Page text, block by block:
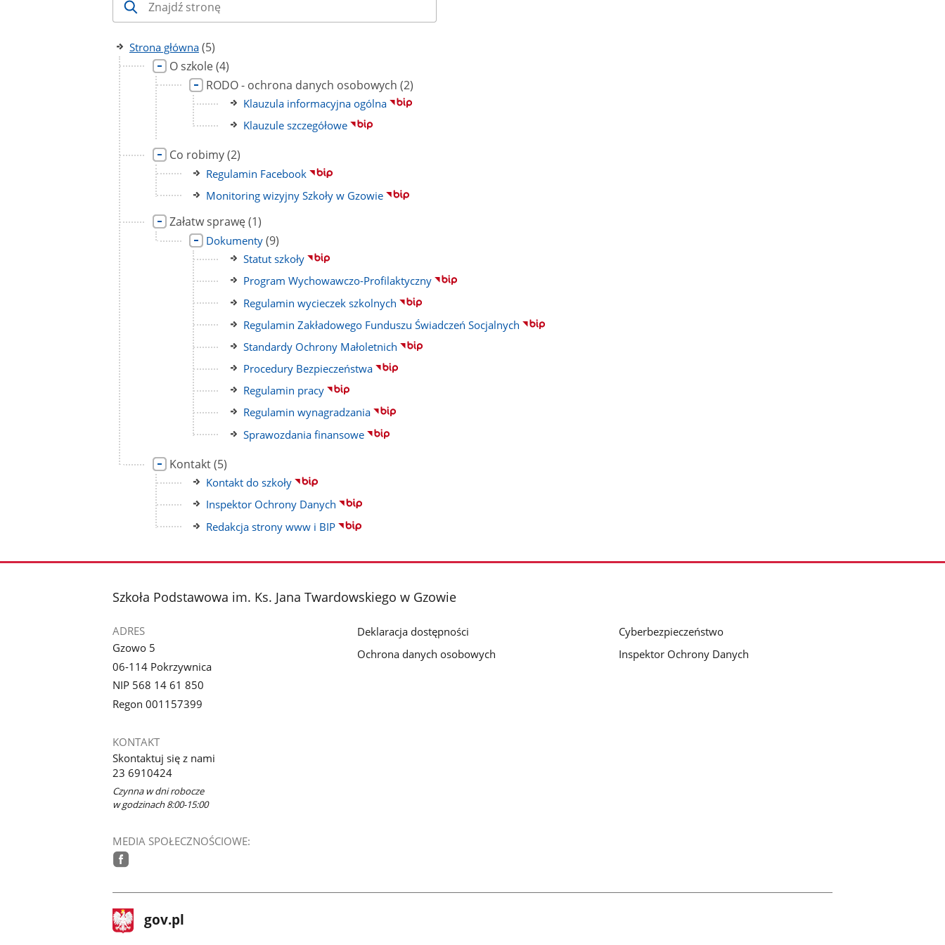
Strona główna liczba
podstron
(5)
Link
do
strony
O szkoleliczba
podstron
(4)
Link
do
RODO - ochrona danych osobowych liczba
podstron
(2)
Link
strony
Klauzula informacyjna ogólna
Link
Klauzule szczegółowe
Link
do
Co robimyliczba
podstron
(2)
Link
strony
Regulamin Facebook
Link
strony
Monitoring wizyjny Szkoły w Gzowie
Link
strony
Załatw sprawęliczba
podstron
(1)
Link
Dokumenty liczba
podstron
(9)
Link
strony
Statut szkoły
Link
strony
Program Wychowawczo-Profilaktyczny
Link
strony
Regulamin wycieczek szkolnych
Link
strony
Regulamin Zakładowego Funduszu Świadczeń Socjalnych
Link
strony
Standardy Ochrony Małoletnich
Link
strony
Procedury Bezpieczeństwa
Link
strony
Regulamin pracy
Link
strony
Regulamin wynagradzania
Link
Sprawozdania finansowe
Link
do
Kontaktliczba
podstron
(5)
Link
strony
Kontakt do szkoły
Link
strony
Inspektor Ochrony Danych
Link
Redakcja strony www i BIP
stopka
Szkoła Podstawowa im. Ks. Jana Twardowskiego w Gzowie
ADRES
Gzowo 5
06-114 Pokrzywnica
NIP 568 14 61 850
Regon 001157399
KONTAKT
Skontaktuj się z nami
23 6910424
Czynna w dni robocze
w godzinach 8:00-15:00
MEDIA SPOŁECZNOŚCIOWE:
Deklaracja dostępności
Ochrona danych osobowych
Cyberbezpieczeństwo
Inspektor Ochrony Danych
stopka
gov.pl Strona
gov.pl